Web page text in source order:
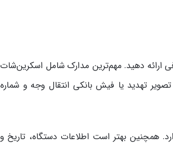
ارائه دهید. مهم‌ترین مدارک شامل اسکرین‌شات
تهدید یا فیش بانکی انتقال وجه و شماره
همچنین بهتر است اطلاعات دستگاه، تاریخ و